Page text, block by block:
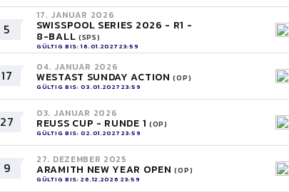
5
17. JANUAR 2026
SWISSPOOL SERIES 2026 - R1 -
8-BALL (SPS)
GÜLTIG BIS: 16.01.2027 23:59
17
04. JANUAR 2026
WESTAST SUNDAY ACTION(OP)
GÜLTIG BIS: 03.01.2027 23:59
27
03. JANUAR 2026
REUSS CUP - RUNDE 1 (OP)
GÜLTIG BIS: 02.01.2027 23:59
9
27. DEZEMBER 2025
ARAMITH NEW YEAR OPEN(OP)
GÜLTIG BIS: 26.12.2026 23:59